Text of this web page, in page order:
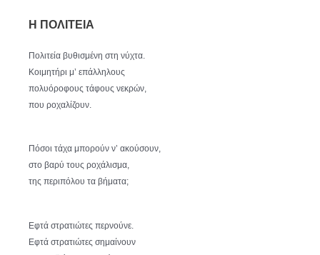
Η ΠΟΛΙΤΕΙΑ
Πολιτεία βυθισμένη στη νύχτα.
Κοιμητήρι μ’ επάλληλους
πολυόροφους τάφους νεκρών,
που ροχαλίζουν.
Πόσοι τάχα μπορούν ν’ ακούσουν,
στο βαρύ τους ροχάλισμα,
της περιπόλου τα βήματα;
Εφτά στρατιώτες περνούνε.
Εφτά στρατιώτες σημαίνουν